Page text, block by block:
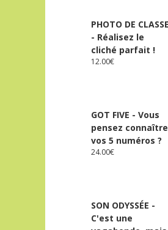
PHOTO DE CLASSE
- Réalisez le
cliché parfait !
12.00€
GOT FIVE - Vous
pensez connaître
vos 5 numéros ?
24.00€
SON ODYSSÉE -
C'est une